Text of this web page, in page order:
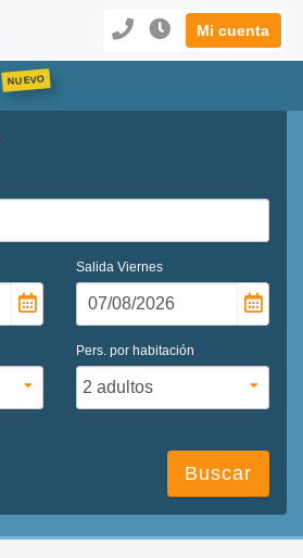
Mi cuenta
Salida Viernes
Pers. por habitación
Buscar